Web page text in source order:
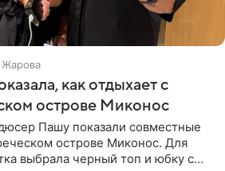
как отдыхает с
острове Миконос
Пашу показали совместные
острове Миконос. Для
выбрала черный топ и юбку с